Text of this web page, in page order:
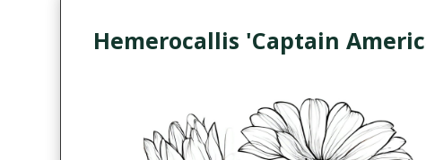
Hemerocallis 'Captain